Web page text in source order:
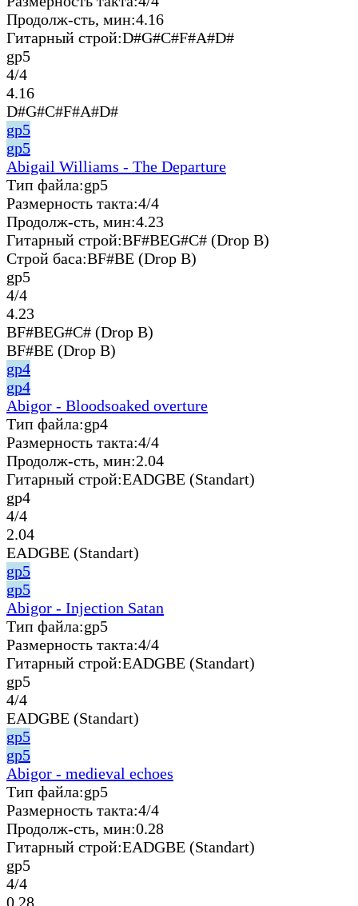
Продолж-сть, мин:4.16
Гитарный строй:D#G#C#F#A#D#
gp5
4/4
4.16
D#G#C#F#A#D#
gp5
gp5
Abigail Williams - The Departure
Тип файла:gp5
Размерность такта:4/4
Продолж-сть, мин:4.23
Гитарный строй:BF#BEG#C# (Drop B)
Строй баса:BF#BE (Drop B)
gp5
4/4
4.23
BF#BEG#C# (Drop B)
BF#BE (Drop B)
gp4
gp4
Abigor - Bloodsoaked overture
Тип файла:gp4
Размерность такта:4/4
Продолж-сть, мин:2.04
Гитарный строй:EADGBE (Standart)
gp4
4/4
2.04
EADGBE (Standart)
gp5
gp5
Abigor - Injection Satan
Тип файла:gp5
Размерность такта:4/4
Гитарный строй:EADGBE (Standart)
gp5
4/4
EADGBE (Standart)
gp5
gp5
Abigor - medieval echoes
Тип файла:gp5
Размерность такта:4/4
Продолж-сть, мин:0.28
Гитарный строй:EADGBE (Standart)
gp5
4/4
0.28